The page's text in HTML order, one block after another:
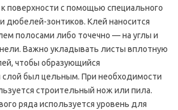
поверхности с помощью специального
дюбелей-зонтиков. Клей наносится
полосами либо точечно — на углы и
Важно укладывать листы вплотную
чтобы образующийся
слой был цельным. При необходимости
строительный нож или пила.
ряда используется уровень для